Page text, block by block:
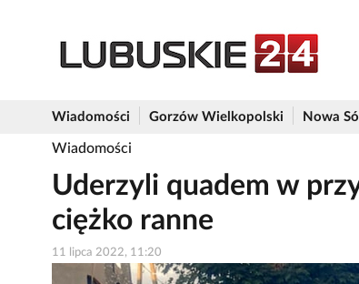
Wiadomości Gorzów Wielkopolski Nowa Sól
Wiadomości
Uderzyli quadem w
ciężko ranne
11 lipca 2022, 11:20